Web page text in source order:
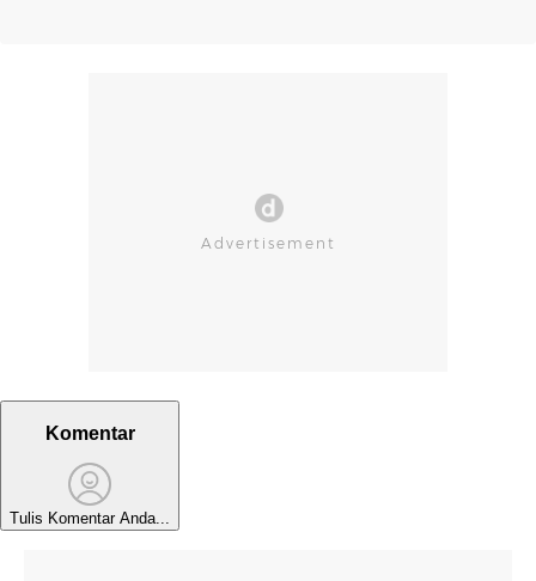
Komentar
Tulis Komentar Anda...